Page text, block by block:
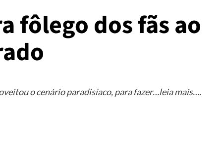
fôlego dos fãs ao
o cenário paradisíaco, para fazer…leia mais….